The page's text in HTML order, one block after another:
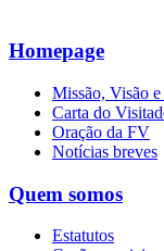
Homepage
Missão, Visão
Carta do
Oração da FV
Notícias breves
Quem somos
Estatutos